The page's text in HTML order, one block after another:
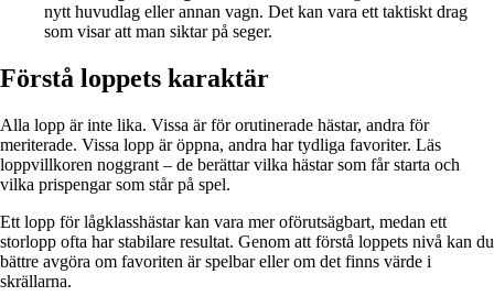
nytt huvudlag eller annan vagn. Det kan vara ett taktiskt drag
som visar att man siktar på seger.
Förstå loppets karaktär
Alla lopp är inte lika. Vissa är för orutinerade hästar, andra för
meriterade. Vissa lopp är öppna, andra har tydliga favoriter. Läs
loppvillkoren noggrant – de berättar vilka hästar som får starta och
vilka prispengar som står på spel.
Ett lopp för lågklasshästar kan vara mer oförutsägbart, medan ett
storlopp ofta har stabilare resultat. Genom att förstå loppets nivå kan du
bättre avgöra om favoriten är spelbar eller om det finns värde i
skrällarna.